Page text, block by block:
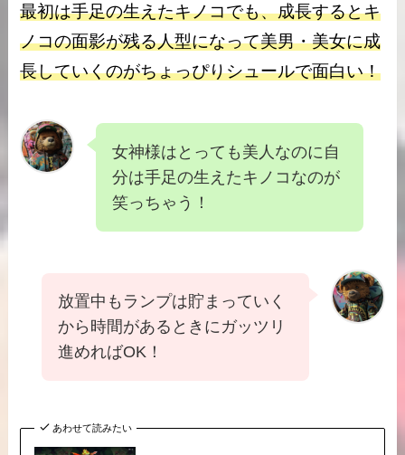
最初は手足の生えたキノコでも、成長するとキ
ノコの面影が残る人型になって美男・美女に成
長していくのがちょっぴりシュールで面白い！
女神様はとっても美人なのに自
分は手足の生えたキノコなのが
笑っちゃう！
放置中もランプは貯まっていく
から時間があるときにガッツリ
進めればOK！
あわせて読みたい